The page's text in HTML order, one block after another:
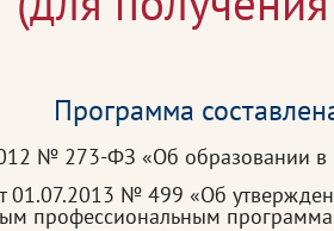
Программа
№ 273-ФЗ «Об образовании в
01.07.2013 № 499 «Об
профессиональным